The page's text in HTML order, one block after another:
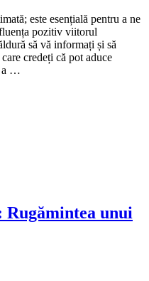
este esențială pentru a ne
pozitiv viitorul
să vă informați și să
credeți că pot aduce
a …
Rugămintea unui